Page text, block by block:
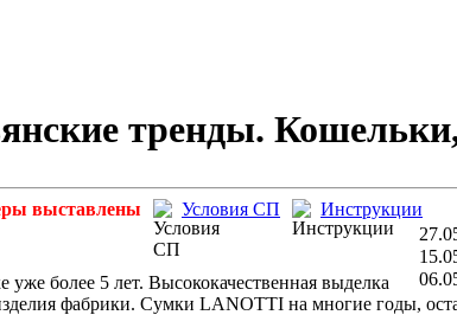
тренды.
выставлены Условия СП Инструкции
более 5 лет. Высококачественная выделка
фабрики. Сумки LANOTTI на многие годы,